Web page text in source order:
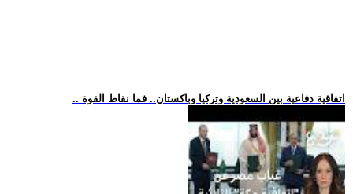
.. اتفاقية دفاعية بين السعودية وتركيا وباكستان.. فما نقاط القوة